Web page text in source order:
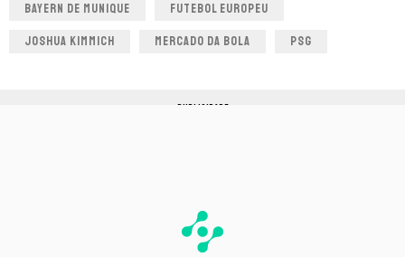
BAYERN DE MUNIQUE FUTEBOL EUROPEU
JOSHUA KIMMICH MERCADO DA BOLA PSG
PUBLICIDADE